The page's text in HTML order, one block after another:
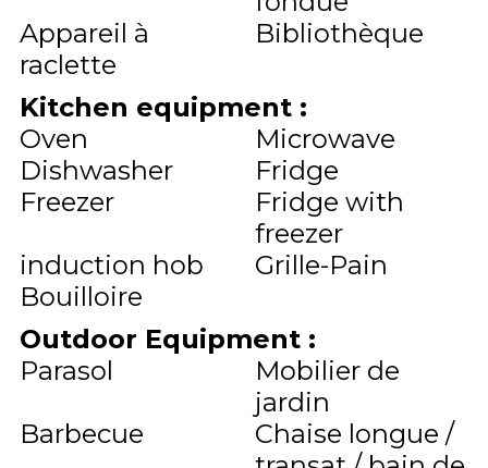
Appareil à
raclette
Bibliothèque
Kitchen equipment :
Oven
Microwave
Dishwasher
Fridge
Freezer
Fridge with
freezer
induction hob
Grille-Pain
Bouilloire
Outdoor Equipment :
Parasol
Mobilier de
jardin
Barbecue
Chaise longue /